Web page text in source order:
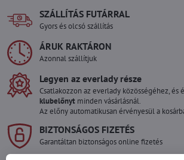
SZÁLLÍTÁS FUTÁRRAL
Gyors és olcsó szállítás
ÁRUK RAKTÁRON
Azonnal szállítjuk
Legyen az everlady része
Csatlakozzon az everlady közösségéhez, és
klubelőnyt minden vásárlásnál.
Az előny automatikusan érvényesül a
BIZTONSÁGOS FIZETÉS
Garantáltan biztonságos online fizetés